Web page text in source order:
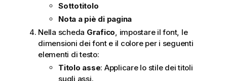
Sottotitolo
Nota a piè di pagina
Nella scheda Grafico, impostare il font, le
dimensioni dei font e il colore per i seguenti
elementi di testo:
Titolo asse: Applicare lo stile dei titoli
sugli assi.